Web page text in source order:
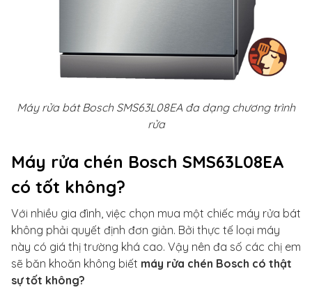
Máy rửa bát Bosch SMS63L08EA đa dạng chương trình
rửa
Máy rửa chén Bosch SMS63L08EA
có tốt không?
Với nhiều gia đình, việc chọn mua một chiếc máy rửa bát
không phải quyết định đơn giản. Bởi thực tế loại máy
này có giá thị trường khá cao. Vậy nên đa số các chị em
sẽ băn khoăn không biết máy rửa chén Bosch có thật
sự tốt không?